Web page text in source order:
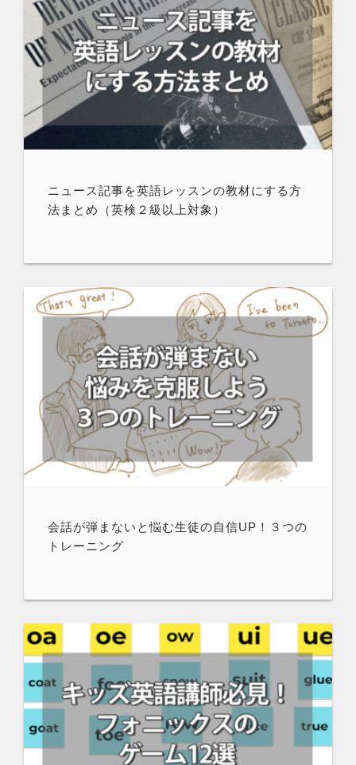
ニュース記事を英語レッスンの教材にする方
法まとめ（英検２級以上対象）
会話が弾まないと悩む生徒の自信UP！３つの
トレーニング